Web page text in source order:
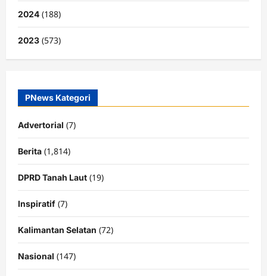
2024 (188)
2023 (573)
PNews Kategori
Advertorial (7)
Berita (1,814)
DPRD Tanah Laut (19)
Inspiratif (7)
Kalimantan Selatan (72)
Nasional (147)